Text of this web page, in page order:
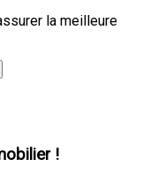
la meilleure
!